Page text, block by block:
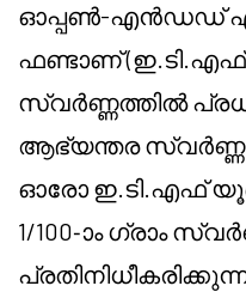
ഓപ്പൺ-എൻഡഡ്
ഫണ്ടാണ്
സ്വർണ്ണത്തിൽ
ആഭ്യന്തര സ്വർണ്ണ
ഓരോ ഇ.ടി.എഫ്
1/100-ാം ഗ്രാം